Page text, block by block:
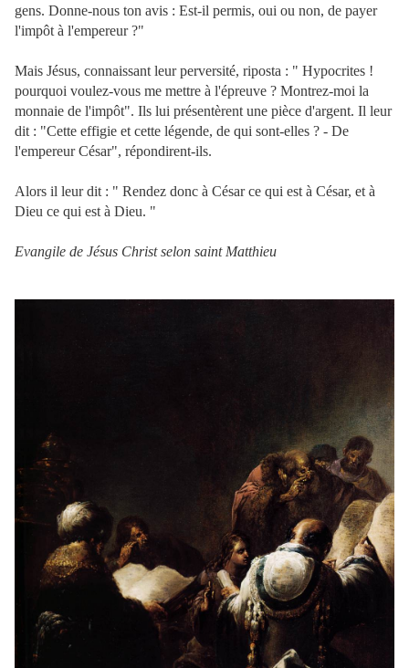
gens. Donne-nous ton avis : Est-il permis, oui ou non, de payer
l'impôt à l'empereur ?"
Mais Jésus, connaissant leur perversité, riposta : " Hypocrites !
pourquoi voulez-vous me mettre à l'épreuve ? Montrez-moi la
monnaie de l'impôt". Ils lui présentèrent une pièce d'argent. Il leur
dit : "Cette effigie et cette légende, de qui sont-elles ? - De
l'empereur César", répondirent-ils.
Alors il leur dit : " Rendez donc à César ce qui est à César, et à
Dieu ce qui est à Dieu. "
Evangile de Jésus Christ selon saint Matthieu